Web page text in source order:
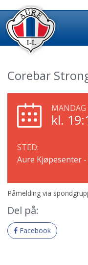
Corebar
MANDAG
kl.
STED:
Aure Kjøpesenter
Påmelding via
Del på:
Facebook